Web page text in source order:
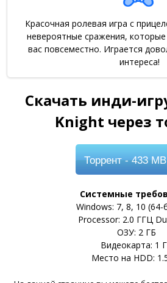
Красочная ролевая игра с
невероятные сражения,
вас повсеместно. Играется
интереса!
Скачать инди-
Knight через
Торрент- 433 MB
Системные
Windows: 7, 8, 10 (64-
Processor: 2.0 ГГЦ
ОЗУ: 2 ГБ
Видеокарта: 1
Место на HDD: